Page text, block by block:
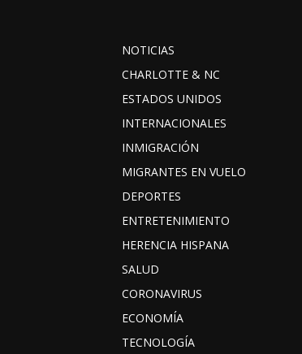
NOTICIAS
CHARLOTTE & NC
ESTADOS UNIDOS
INTERNACIONALES
INMIGRACIÓN
MIGRANTES EN VUELO
DEPORTES
ENTRETENIMIENTO
HERENCIA HISPANA
SALUD
CORONAVIRUS
ECONOMÍA
TECNOLOGÍA